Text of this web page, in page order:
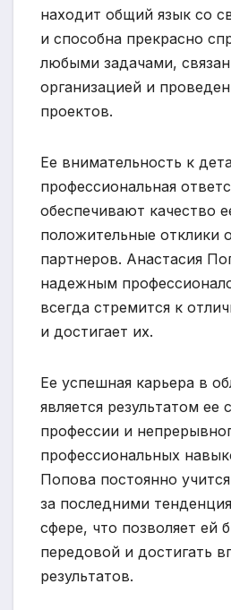
находит общий язык со
и способна прекрасно
любыми задачами,
организацией и
проектов.
Ее внимательность к
профессиональная
обеспечивают качество
положительные отклики
партнеров. Анастасия
надежным
всегда стремится к
и достигает их.
Ее успешная карьера в
является результатом ее
профессии и
профессиональных
Попова постоянно
за последними
сфере, что позволяет ей
передовой и достигать
результатов.